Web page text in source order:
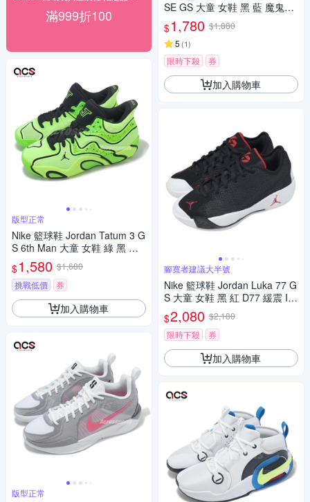
滿999折100
版型正常
Nike 籃球鞋 Jordan Tatum 3 G
S 6th Man 大童 女鞋 綠 黑 第
六人 氣墊 HV5894-300
$1,580 $1,680
挑戰低價
券
加入購物車
版型正常
SE GS 大童 女鞋 黑 藍 魔鬼氈
FJ1390-001
$1,780 $1,880
5 (1)
限時下殺 券
加入購物車
腳寬者建議大半號
Nike 籃球鞋 Jordan Luka 77 G
S 大童 女鞋 黑 紅 D77 緩震 IH
0573-001
$2,080 $2,180
限時下殺
券
加入購物車